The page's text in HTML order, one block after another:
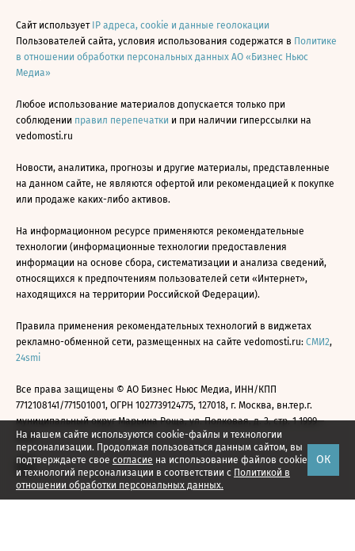
На нашем сайте используются cookie-файлы и технологии
персонализации. Продолжая пользоваться данным сайтом, вы
подтверждаете свое согласие на использование файлов cookie
и технологий персонализации в соответствии с Политикой в
отношении обработки персональных данных.
ОК
Сайт использует IP адреса, cookie и данные геолокации
Пользователей сайта, условия использования содержатся в Политике
в отношении обработки персональных данных АО «Бизнес Ньюс
Медиа»
Любое использование материалов допускается только при
соблюдении правил перепечатки и при наличии гиперссылки на
vedomosti.ru
Новости, аналитика, прогнозы и другие материалы, представленные
на данном сайте, не являются офертой или рекомендацией к покупке
или продаже каких-либо активов.
На информационном ресурсе применяются рекомендательные
технологии (информационные технологии предоставления
информации на основе сбора, систематизации и анализа сведений,
относящихся к предпочтениям пользователей сети «Интернет»,
находящихся на территории Российской Федерации).
Правила применения рекомендательных технологий в виджетах
рекламно-обменной сети, размещенных на сайте vedomosti.ru: СМИ2,
24smi
Все права защищены © АО Бизнес Ньюс Медиа, ИНН/КПП
7712108141/771501001, ОГРН 1027739124775, 127018, г. Москва, вн.тер.г.
муниципальный округ Марьина Роща, ул. Полковая, д. 3, стр. 1 1999—
2026